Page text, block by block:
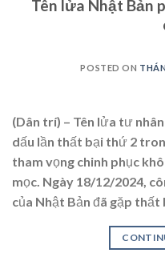
Tên lửa Nhật Bản
POSTED ON
(Dân trí) – Tên lửa tư
dấu lần thất bại thứ 2
tham vọng chinh phục
mọc. Ngày 18/12/2024,
của Nhật Bản đã gặp